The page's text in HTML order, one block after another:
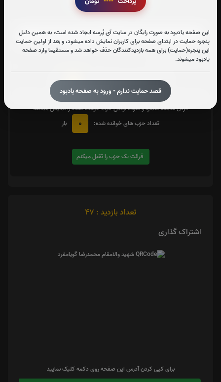
این صفحه یادبود به صورت رایگان در سایت آی پُرسه ایجاد شده است، به همین دلیل
پنجره حمایت در ابتدای صفحه برای کاربران نمایش داده میشود، و بعد از اولین حمایت
این پنجره(حمایت) برای همه بازدیدکنندگان حذف خواهد شد و مستقیما وارد صفحه
یادبود میشوند.
قصد حمایت ندارم - ورود به صفحه یادبود
زیارت شهدا
متن زیارت شهدا
تعداد دفعات ختم کل قرآن: 0 بار
در صورت تمایل با کلیک بر روی دکمه زیر قرائت یک حزبرا تقبل کنید. بعد از کلیک
کردن سامانه شماره و صوت اولین حزب خوانده نشده را نمایش میدهد
تعداد حزب های خوانده شده:
0 بار
قرائت یک حزب را تقبل میکنم
تعداد بازدید : 47
اشتراک گذاری
برای کپی کردن آدرس این صفحه روی دکمه کلیک نمایید